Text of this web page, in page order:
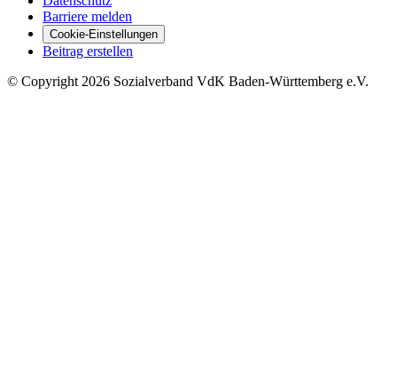
Barriere melden
Cookie-Einstellungen
Beitrag erstellen
© Copyright 2026 Sozialverband VdK Baden-Württemberg e.V.